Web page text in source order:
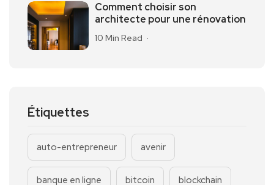
Comment choisir son
architecte pour une rénovation
10 Min Read
Étiquettes
auto-entrepreneur avenir
banque en ligne bitcoin blockchain